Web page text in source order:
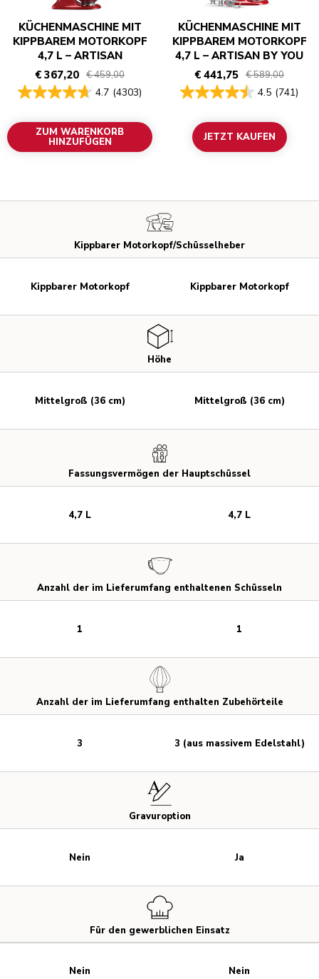
KÜCHENMASCHINE MIT
KIPPBAREM MOTORKOPF
4,7 L – ARTISAN
€ 367,20 € 459,00
4.7 (4303)
ZUM WARENKORB
HINZUFÜGEN
KÜCHENMASCHINE MIT
KIPPBAREM MOTORKOPF
4,7 L – ARTISAN BY YOU
€ 441,75 € 589,00
4.5 (741)
JETZT KAUFEN
Kippbarer Motorkopf/Schüsselheber
Höhe
Fassungsvermögen der Hauptschüssel
Anzahl der im Lieferumfang enthaltenen Schüsseln
Anzahl der im Lieferumfang enthalten Zubehörteile
Gravuroption
Für den gewerblichen Einsatz
Kippbarer Motorkopf
Mittelgroß (36 cm)
4,7 L
1
3
Nein
Nein
Kippbarer Motorkopf
Mittelgroß (36 cm)
4,7 L
1
3 (aus massivem Edelstahl)
Ja
Nein